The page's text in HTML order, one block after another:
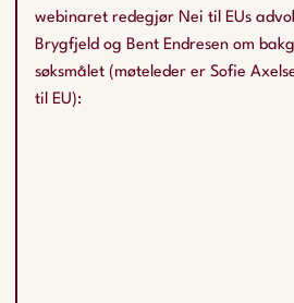
webinaret redegjør Nei til EUs
Brygfjeld og Bent Endresen om
søksmålet (møteleder er Sofie
til EU):